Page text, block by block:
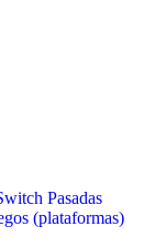
Pasadas
(plataformas)